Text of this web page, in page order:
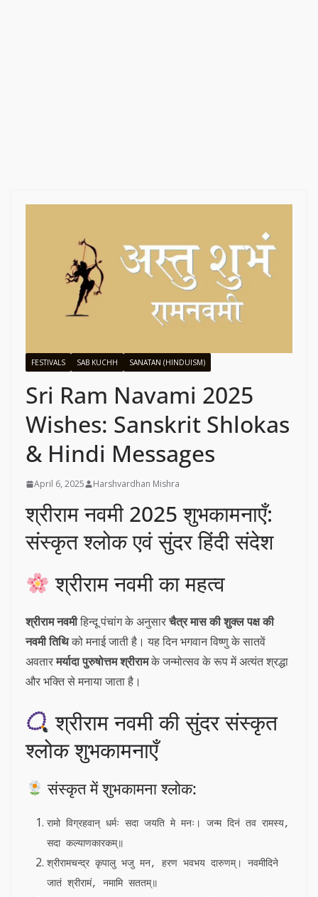
FESTIVALS SAB KUCHH SANATAN (HINDUISM)
Sri Ram Navami 2025
Wishes: Sanskrit Shlokas
& Hindi Messages
April 6, 2025 Harshvardhan Mishra
श्रीराम नवमी 2025 शुभकामनाएँ:
संस्कृत श्लोक एवं सुंदर हिंदी संदेश
श्रीराम नवमी का महत्व
श्रीराम नवमीहिन्दू पंचांग के अनुसारचैत्र मास की शुक्ल पक्ष की
नवमी तिथिको मनाई जाती है। यह दिन भगवान विष्णु के सातवें
अवतारमर्यादा पुरुषोत्तम श्रीरामके जन्मोत्सव के रूप में अत्यंत श्रद्धा
और भक्ति से मनाया जाता है।
श्रीराम नवमी की सुंदर संस्कृत
श्लोक शुभकामनाएँ
संस्कृत में शुभकामना श्लोक:
रामो विग्रहवान् धर्मः सदा जयति मे मनः। जन्म दिनं तव रामस्य,
सदा कल्याणकारकम्॥
श्रीरामचन्द्र कृपालु भजु मन, हरण भवभय दारुणम्। नवमीदिने
जातं श्रीरामं, नमामि सततम्॥